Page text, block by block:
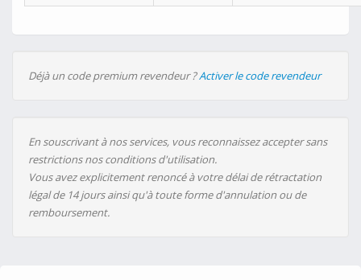
Déjà un code premium revendeur ?Activer le code revendeur
En souscrivant à nos services, vous reconnaissez accepter sans
restrictions nos conditions d'utilisation.
Vous avez explicitement renoncé à votre délai de rétractation
légal de 14 jours ainsi qu'à toute forme d'annulation ou de
remboursement.